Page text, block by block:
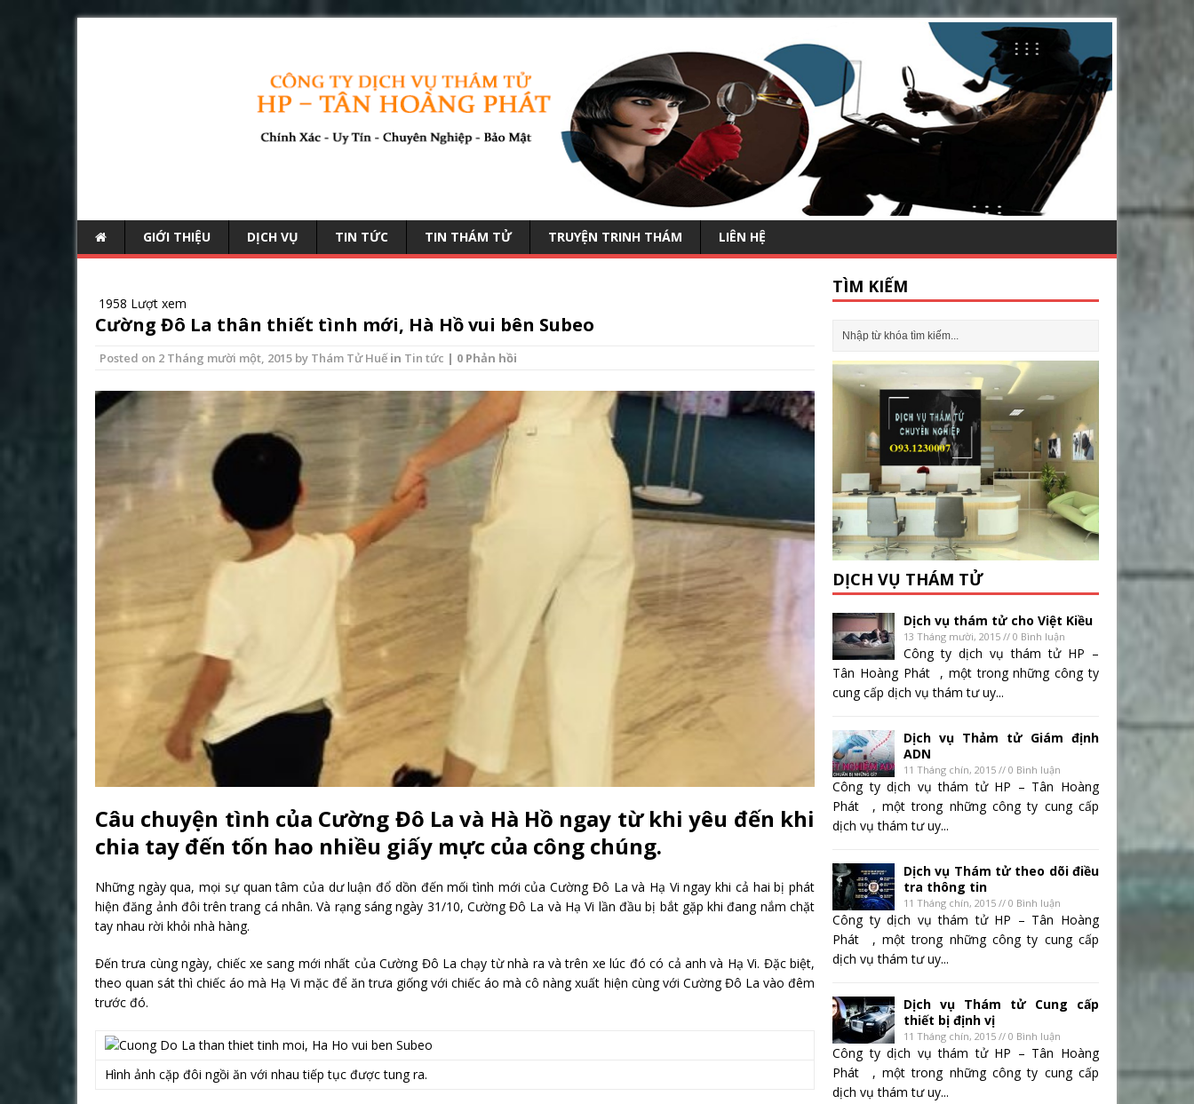
GIỚI THIỆU DỊCH VỤ TIN TỨC TIN THÁM TỬ TRUYỆN TRINH THÁM LIÊN HỆ
1958 Lượt xem
Cường Đô La thân thiết tình mới, Hà Hồ vui bên Subeo
Posted on 2 Tháng mười một, 2015 by Thám Tử Huếin Tin tức | 0 Phản hồi
Câu chuyện tình của Cường Đô La và Hà Hồ ngay từ khi yêu đến khi
chia tay đến tốn hao nhiều giấy mực của công chúng.
Những ngày qua, mọi sự quan tâm của dư luận đổ dồn đến mối tình mới của Cường Đô La và Hạ Vi ngay khi cả hai bị phát
hiện đăng ảnh đôi trên trang cá nhân. Và rạng sáng ngày 31/10, Cường Đô La và Hạ Vi lần đầu bị bắt gặp khi đang nắm chặt
tay nhau rời khỏi nhà hàng.
Đến trưa cùng ngày, chiếc xe sang mới nhất của Cường Đô La chạy từ nhà ra và trên xe lúc đó có cả anh và Hạ Vi. Đặc biệt,
theo quan sát thì chiếc áo mà Hạ Vi mặc để ăn trưa giống với chiếc áo mà cô nàng xuất hiện cùng với Cường Đô La vào đêm
trước đó.
Hình ảnh cặp đôi ngồi ăn với nhau tiếp tục được tung ra.
TÌM KIẾM
DỊCH VỤ THÁM TỬ
Dịch vụ thám tử cho Việt Kiều
13 Tháng mười, 2015 // 0 Bình luận
Công ty dịch vụ thám tử HP –
Tân Hoàng Phát , một trong những công ty
cung cấp dịch vụ thám tư uy...
Dịch vụ Thảm tử Giám định
ADN
11 Tháng chín, 2015 // 0 Bình luận
Công ty dịch vụ thám tử HP – Tân Hoàng
Phát , một trong những công ty cung cấp
dịch vụ thám tư uy...
Dịch vụ Thám tử theo dõi điều
tra thông tin
11 Tháng chín, 2015 // 0 Bình luận
Công ty dịch vụ thám tử HP – Tân Hoàng
Phát , một trong những công ty cung cấp
dịch vụ thám tư uy...
Dịch vụ Thám tử Cung cấp
thiết bị định vị
11 Tháng chín, 2015 // 0 Bình luận
Công ty dịch vụ thám tử HP – Tân Hoàng
Phát , một trong những công ty cung cấp
dịch vụ thám tư uy...